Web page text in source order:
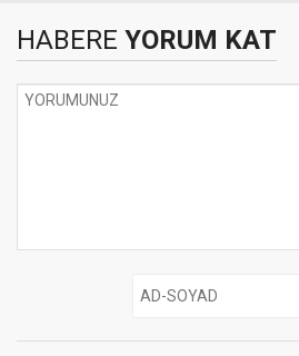
HABERE YORUM KAT